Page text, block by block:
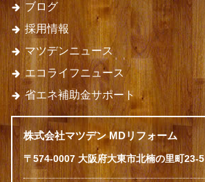
ブログ
採用情報
マツデンニュース
エコライフニュース
省エネ補助金サポート
株式会社マツデン MDリフォーム
〒574-0007 大阪府大東市北楠の里町23-5